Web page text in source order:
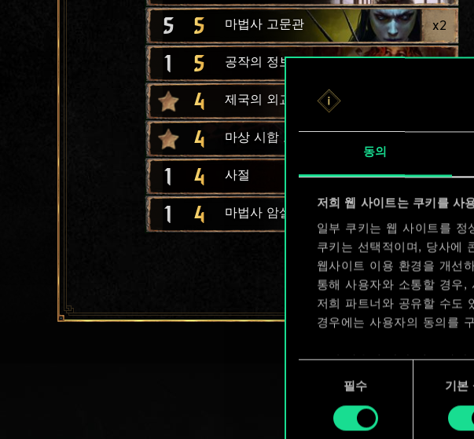
동의
저희 웹 사이트는 쿠키를 사
일부 쿠키는 웹 사이트를 정
쿠키는 선택적이며, 당사에
웹사이트 이용 환경을 개선
통해 사용자와 소통할 경우,
저희 파트너와 공유할 수도
경우에는 사용자의 동의를
쿠키 사용에 관한 세부 사항
확인할 수 있습니다.
필수 기본
5 5 마법사 고문관 x2
1 5 공작의 정보원
4 제국의 외교
4 마상 시합 토너먼트
1 4 사절
1 4 마법사 암살자